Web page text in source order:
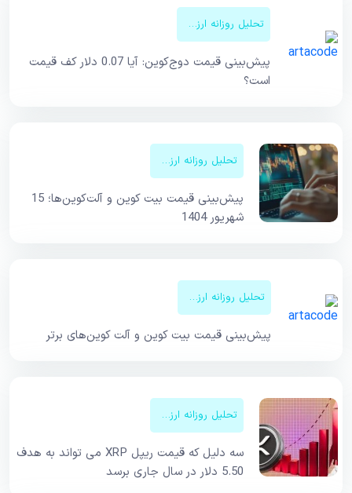
تحلیل روزانه ارزهای دیجیتال
پیش‌بینی قیمت دوج‌کوین: آیا 0.07 دلار کف قیمت
است؟
تحلیل روزانه ارزهای دیجیتال
پیش‌بینی قیمت بیت کوین و آلت‌کوین‌ها؛ 15
شهریور 1404
تحلیل روزانه ارزهای دیجیتال
پیش‌بینی قیمت‌ بیت کوین و آلت کوین‌های برتر
تحلیل روزانه ارزهای دیجیتال
سه دلیل که قیمت ریپل XRP می تواند به هدف
5.50 دلار در سال جاری برسد